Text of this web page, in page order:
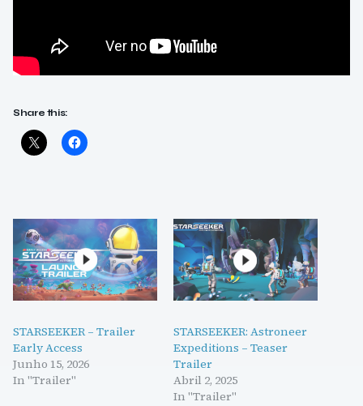
Share this:
STARSEEKER – Trailer
Early Access
Junho 15, 2026
In "Trailer"
STARSEEKER: Astroneer
Expeditions – Teaser
Trailer
Abril 2, 2025
In "Trailer"